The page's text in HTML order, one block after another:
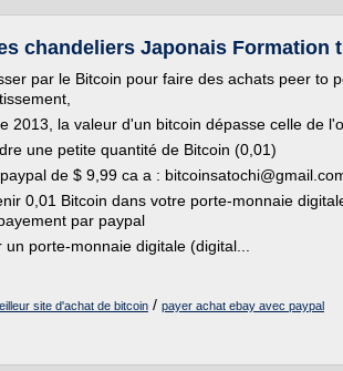
chandeliers Japonais Formation
par le Bitcoin pour faire des achats peer to
2013, la valeur d'un bitcoin dépasse celle de
une petite quantité de Bitcoin (0,01)
de $ 9,99 ca a :
0,01 Bitcoin dans votre porte-monnaie
par paypal
porte-monnaie digitale (digital...
site d'achat de bitcoin / payer achat ebay avec paypal